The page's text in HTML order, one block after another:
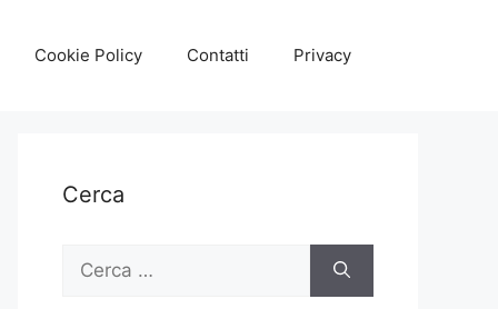
Cookie Policy Contatti Privacy
Cerca
Ricerca